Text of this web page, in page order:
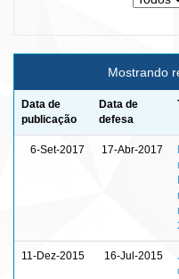
Mostrando
Data de
publicação
Data de
defesa
6-Set-2017 17-Abr-2017
11-Dez-2015 16-Jul-2015